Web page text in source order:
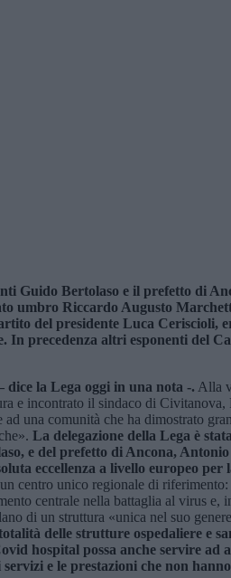
Guido Bertolaso e il prefetto di
umbro Riccardo Augusto
del presidente Luca Ceriscioli,
precedenza altri esponenti del
la Lega oggi in una nota -. Alla
e incontrato il sindaco di Civitanova,
una comunità che ha dimostrato
La delegazione della Lega è
e del prefetto di Ancona,
eccellenza a livello europeo
centro unico regionale di
centrale nella battaglia al virus e,
di un struttura «unica nel suo
delle strutture ospedaliere e
hospital possa anche servire ad
e le prestazioni che non